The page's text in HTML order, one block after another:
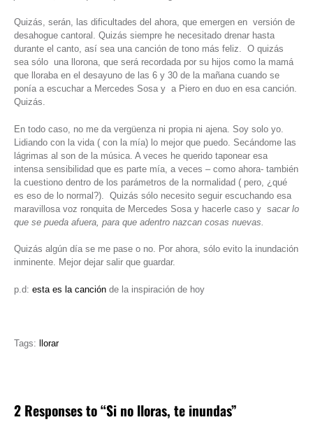
Quizás, serán, las dificultades del ahora, que emergen en versión de
desahogue cantoral. Quizás siempre he necesitado drenar hasta
durante el canto, así sea una canción de tono más feliz. O quizás
sea sólo una llorona, que será recordada por su hijos como la mamá
que lloraba en el desayuno de las 6 y 30 de la mañana cuando se
ponía a escuchar a Mercedes Sosa y a Piero en duo en esa canción.
Quizás.
En todo caso, no me da vergüenza ni propia ni ajena. Soy solo yo.
Lidiando con la vida ( con la mía) lo mejor que puedo. Secándome las
lágrimas al son de la música. A veces he querido taponear esa
intensa sensibilidad que es parte mía, a veces – como ahora- también
la cuestiono dentro de los parámetros de la normalidad ( pero, ¿qué
es eso de lo normal?). Quizás sólo necesito seguir escuchando esa
maravillosa voz ronquita de Mercedes Sosa y hacerle caso y sacar lo
que se pueda afuera, para que adentro nazcan cosas nuevas.
Quizás algún día se me pase o no. Por ahora, sólo evito la inundación
inminente. Mejor dejar salir que guardar.
p.d: esta es la canción de la inspiración de hoy
Tags: llorar
2 Responses to “Si no lloras, te inundas”